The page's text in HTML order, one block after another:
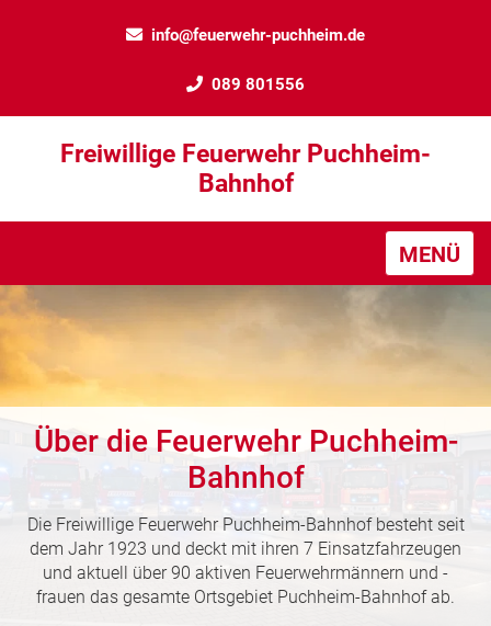
info@feuerwehr-puchheim.de
089 801556
Freiwillige Feuerwehr Puchheim-
Bahnhof
MENÜ
Über die Feuerwehr Puchheim-
Bahnhof
Die Freiwillige Feuerwehr Puchheim-Bahnhof besteht seit
dem Jahr 1923 und deckt mit ihren 7 Einsatzfahrzeugen
und aktuell über 90 aktiven Feuerwehrmännern und -
frauen das gesamte Ortsgebiet Puchheim-Bahnhof ab.